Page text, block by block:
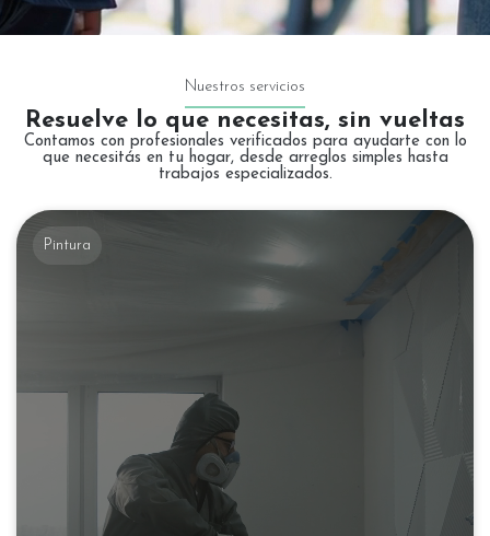
Nuestros servicios
Resuelve lo que necesitas, sin vueltas
Contamos con profesionales verificados para ayudarte con lo
que necesitás en tu hogar, desde arreglos simples hasta
trabajos especializados.
Pintura